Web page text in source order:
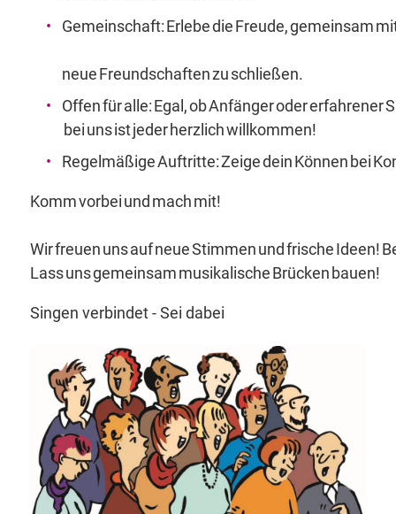
Gemeinschaft: Erlebe die Freude, gemeinsam
neue Freundschaften zu schließen.
Offen für alle: Egal, ob Anfänger oder erfahrener
bei uns ist jeder herzlich willkommen!
Regelmäßige Auftritte: Zeige dein Können bei
Komm vorbei und mach mit!
Wir freuen uns auf neue Stimmen und frische Ideen!
Lass uns gemeinsam musikalische Brücken bauen!
Singen verbindet - Sei dabei